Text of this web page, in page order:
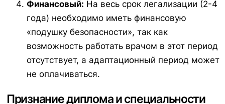
Финансовый: На весь срок легализации (2-4
года) необходимо иметь финансовую
«подушку безопасности», так как
возможность работать врачом в этот период
отсутствует, а адаптационный период может
не оплачиваться.
Признание диплома и специальности